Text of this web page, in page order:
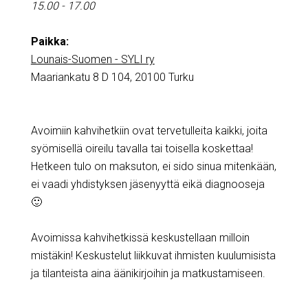
15.00 - 17.00
Paikka:
Lounais-Suomen - SYLI ry
Maariankatu 8 D 104, 20100 Turku
Avoimiin kahvihetkiin ovat tervetulleita kaikki, joita
syömisellä oireilu tavalla tai toisella koskettaa!
Hetkeen tulo on maksuton, ei sido sinua mitenkään,
ei vaadi yhdistyksen jäsenyyttä eikä diagnooseja
🙂
Avoimissa kahvihetkissä keskustellaan milloin
mistäkin! Keskustelut liikkuvat ihmisten kuulumisista
ja tilanteista aina äänikirjoihin ja matkustamiseen.